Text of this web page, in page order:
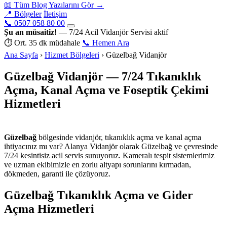
📖 Tüm Blog Yazılarını Gör →
📍 Bölgeler İletişim
📞 0507 058 80 00
Şu an müsaitiz! — 7/24 Acil Vidanjör Servisi aktif
⏱ Ort. 35 dk müdahale 📞 Hemen Ara
Ana Sayfa › Hizmet Bölgeleri › Güzelbağ Vidanjör
Güzelbağ Vidanjör — 7/24 Tıkanıklık
Açma, Kanal Açma ve Foseptik Çekimi
Hizmetleri
Güzelbağ bölgesinde vidanjör, tıkanıklık açma ve kanal açma
ihtiyacınız mı var? Alanya Vidanjör olarak Güzelbağ ve çevresinde
7/24 kesintisiz acil servis sunuyoruz. Kameralı tespit sistemlerimiz
ve uzman ekibimizle en zorlu altyapı sorunlarını kırmadan,
dökmeden, garanti ile çözüyoruz.
Güzelbağ Tıkanıklık Açma ve Gider
Açma Hizmetleri